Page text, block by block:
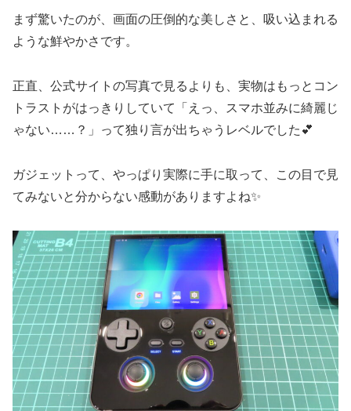
まず驚いたのが、画面の圧倒的な美しさと、吸い込まれる
ような鮮やかさです。
正直、公式サイトの写真で見るよりも、実物はもっとコン
トラストがはっきりしていて「えっ、スマホ並みに綺麗じ
ゃない……？」って独り言が出ちゃうレベルでした💕
ガジェットって、やっぱり実際に手に取って、この目で見
てみないと分からない感動がありますよね✨